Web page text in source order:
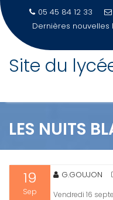
Skip
05 45 84 12 33
Dernières nouvelles
Site du
LES NUITS
19
Sep
G.GOUJON
Vendredi 16